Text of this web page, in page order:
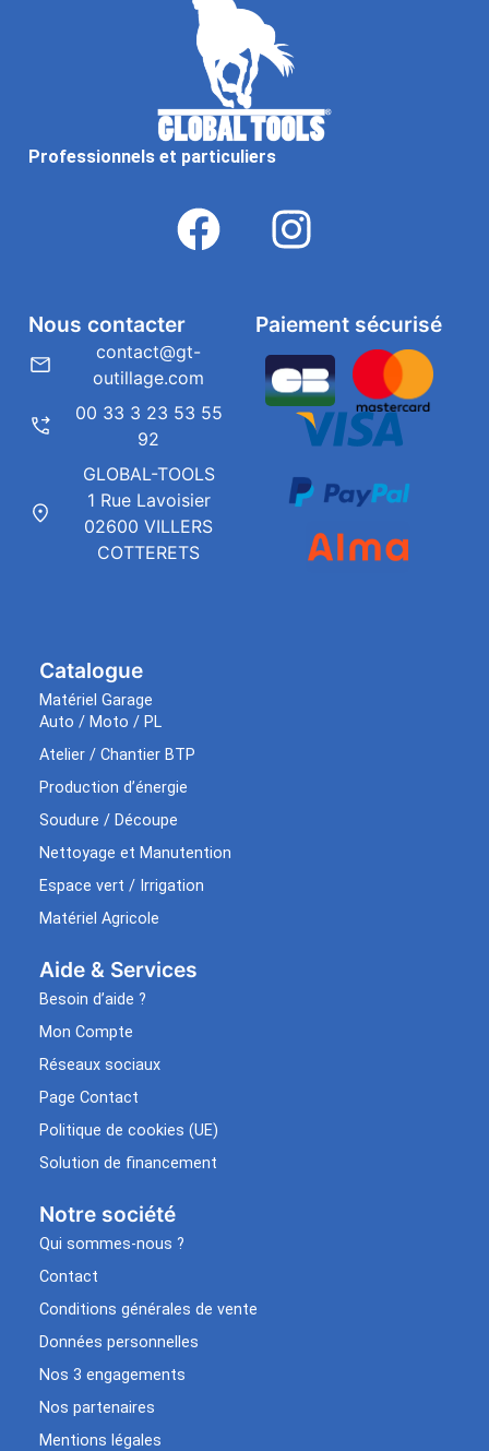
Professionnels et particuliers
Catalogue
Matériel Garage
Auto / Moto / PL
Atelier / Chantier BTP
Production d’énergie
Soudure / Découpe
Nettoyage et Manutention
Espace vert / Irrigation
Matériel Agricole
Aide & Services​
Besoin d’aide ?
Mon Compte
Réseaux sociaux
Page Contact
Politique de cookies (UE)
Solution de financement
Notre société
Qui sommes-nous ?
Contact
Conditions générales de vente
Données personnelles
Nos 3 engagements
Nos partenaires
Mentions légales
Paiement sécurisé
Nous contacter
contact@gt-
outillage.com
00 33 3 23 53 55
92
GLOBAL-TOOLS
1 Rue Lavoisier
02600 VILLERS
COTTERETS